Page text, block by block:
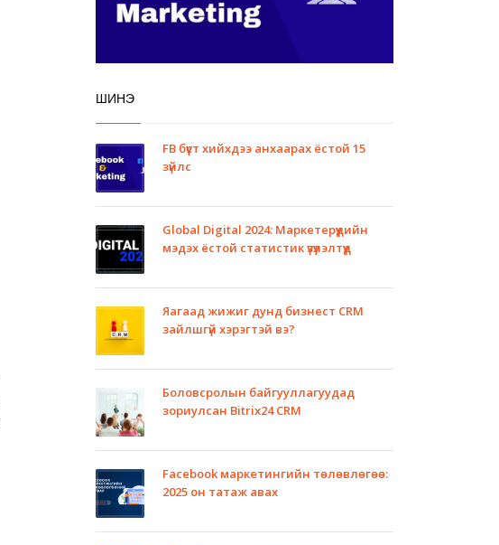
ШИНЭ
FB бүүст хийхдээ анхаарах ёстой 15
зүйлс
Global Digital 2024: Маркетерүүдийн
мэдэх ёстой статистик үзүүлэлтүүд
Яагаад жижиг дунд бизнест CRM
зайлшгүй хэрэгтэй вэ?
Боловсролын байгууллагуудад
зориулсан Bitrix24 CRM
Facebook маркетингийн төлөвлөгөө:
2025 он татаж авах